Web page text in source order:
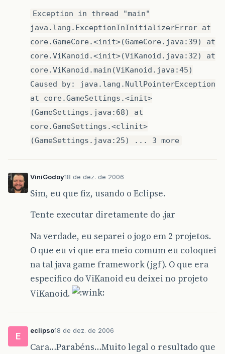
Exception in thread "main"
java.lang.ExceptionInInitializerError at
core.GameCore.<init>(GameCore.java:39) at
core.ViKanoid.<init>(ViKanoid.java:32) at
core.ViKanoid.main(ViKanoid.java:45)
Caused by: java.lang.NullPointerException
at core.GameSettings.<init>
(GameSettings.java:68) at
core.GameSettings.<clinit>
(GameSettings.java:25) ... 3 more
ViniGodoy18 de dez. de 2006
Sim, eu que fiz, usando o Eclipse.
Tente executar diretamente do .jar
Na verdade, eu separei o jogo em 2 projetos.
O que eu vi que era meio comum eu coloquei
na tal java game framework (jgf). O que era
especifico do ViKanoid eu deixei no projeto
ViKanoid.
E
eclipso18 de dez. de 2006
Cara…Parabéns…Muito legal o resultado que